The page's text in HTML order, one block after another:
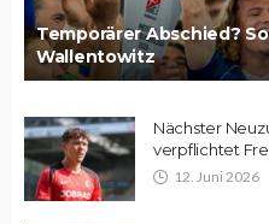
Temporärer Abschied?
Wallentowitz
Nächster
verpflichtet
12. Juni 2026